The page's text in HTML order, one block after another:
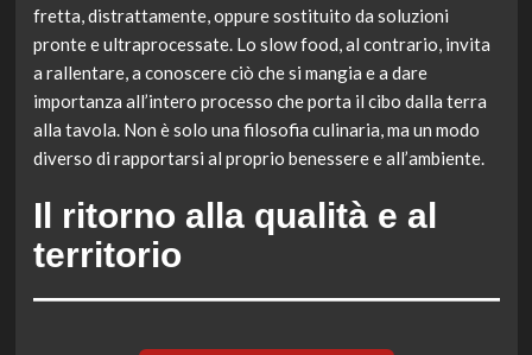
fretta, distrattamente, oppure sostituito da soluzioni
pronte e ultraprocessate. Lo slow food, al contrario, invita
a rallentare, a conoscere ciò che si mangia e a dare
importanza all’intero processo che porta il cibo dalla terra
alla tavola. Non è solo una filosofia culinaria, ma un modo
diverso di rapportarsi al proprio benessere e all’ambiente.
Il ritorno alla qualità e al
territorio